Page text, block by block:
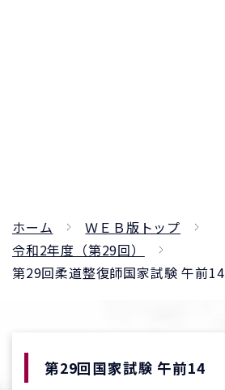
ホーム
ＷＥＢ版トップ
令和2年度（第29回）
第29回柔道整復師国家試験 午前14
第29回国家試験 午前14